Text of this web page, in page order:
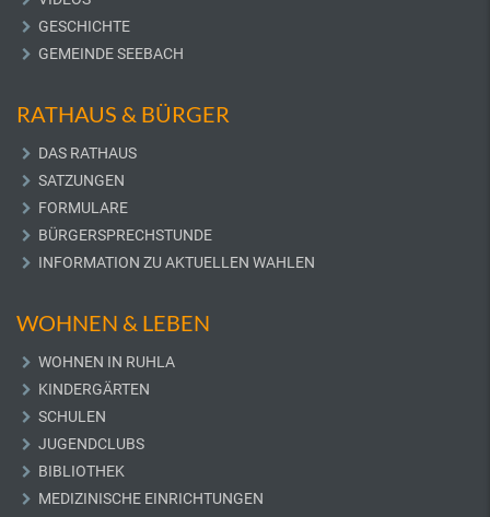
GESCHICHTE
GEMEINDE SEEBACH
RATHAUS & BÜRGER
DAS RATHAUS
SATZUNGEN
FORMULARE
BÜRGERSPRECHSTUNDE
INFORMATION ZU AKTUELLEN WAHLEN
WOHNEN & LEBEN
WOHNEN IN RUHLA
KINDERGÄRTEN
SCHULEN
JUGENDCLUBS
BIBLIOTHEK
MEDIZINISCHE EINRICHTUNGEN